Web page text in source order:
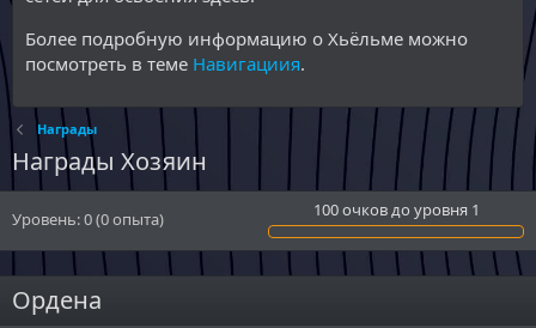
Более подробную информацию о Хьёльме можно
посмотреть в теме Навигациия.
Награды
Награды Хозяин
Уровень:0(0 опыта) 100 очков до уровня 1
Ордена